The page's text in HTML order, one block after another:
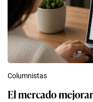
Columnistas
El mercado